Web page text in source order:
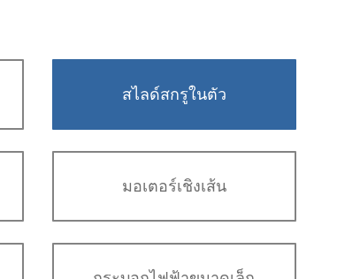
สไลด์สกรูในตัว
มอเตอร์เชิงเส้น